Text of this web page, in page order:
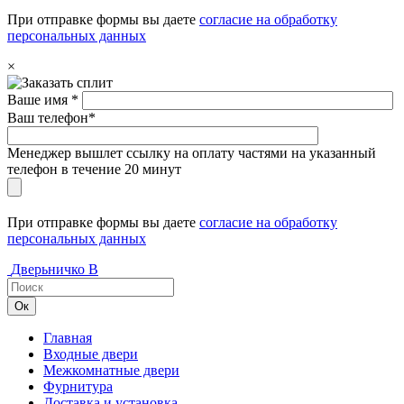
При отправке формы вы даете согласие на обработку
персональных данных
×
Ваше имя *
Ваш телефон*
Менеджер вышлет ссылку на оплату частями на указанный
телефон в течение 20 минут
При отправке формы вы даете согласие на обработку
персональных данных
Дверьничко В
Главная
Входные двери
Межкомнатные двери
Фурнитура